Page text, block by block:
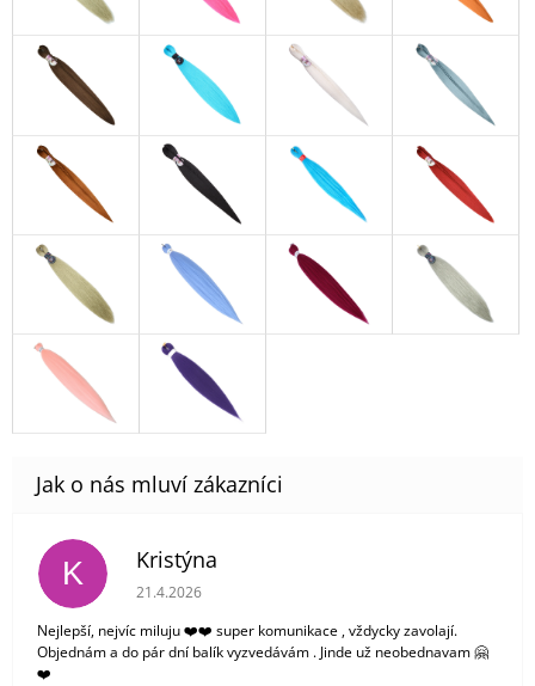
K Kristýna
Hodnocení obchodu je 5 z 5 hvězdiček.
21.4.2026
Nejlepší, nejvíc miluju ❤️❤️ super komunikace , vždycky zavolají.
Objednám a do pár dní balík vyzvedávám . Jinde už neobednavam 🤗
❤️